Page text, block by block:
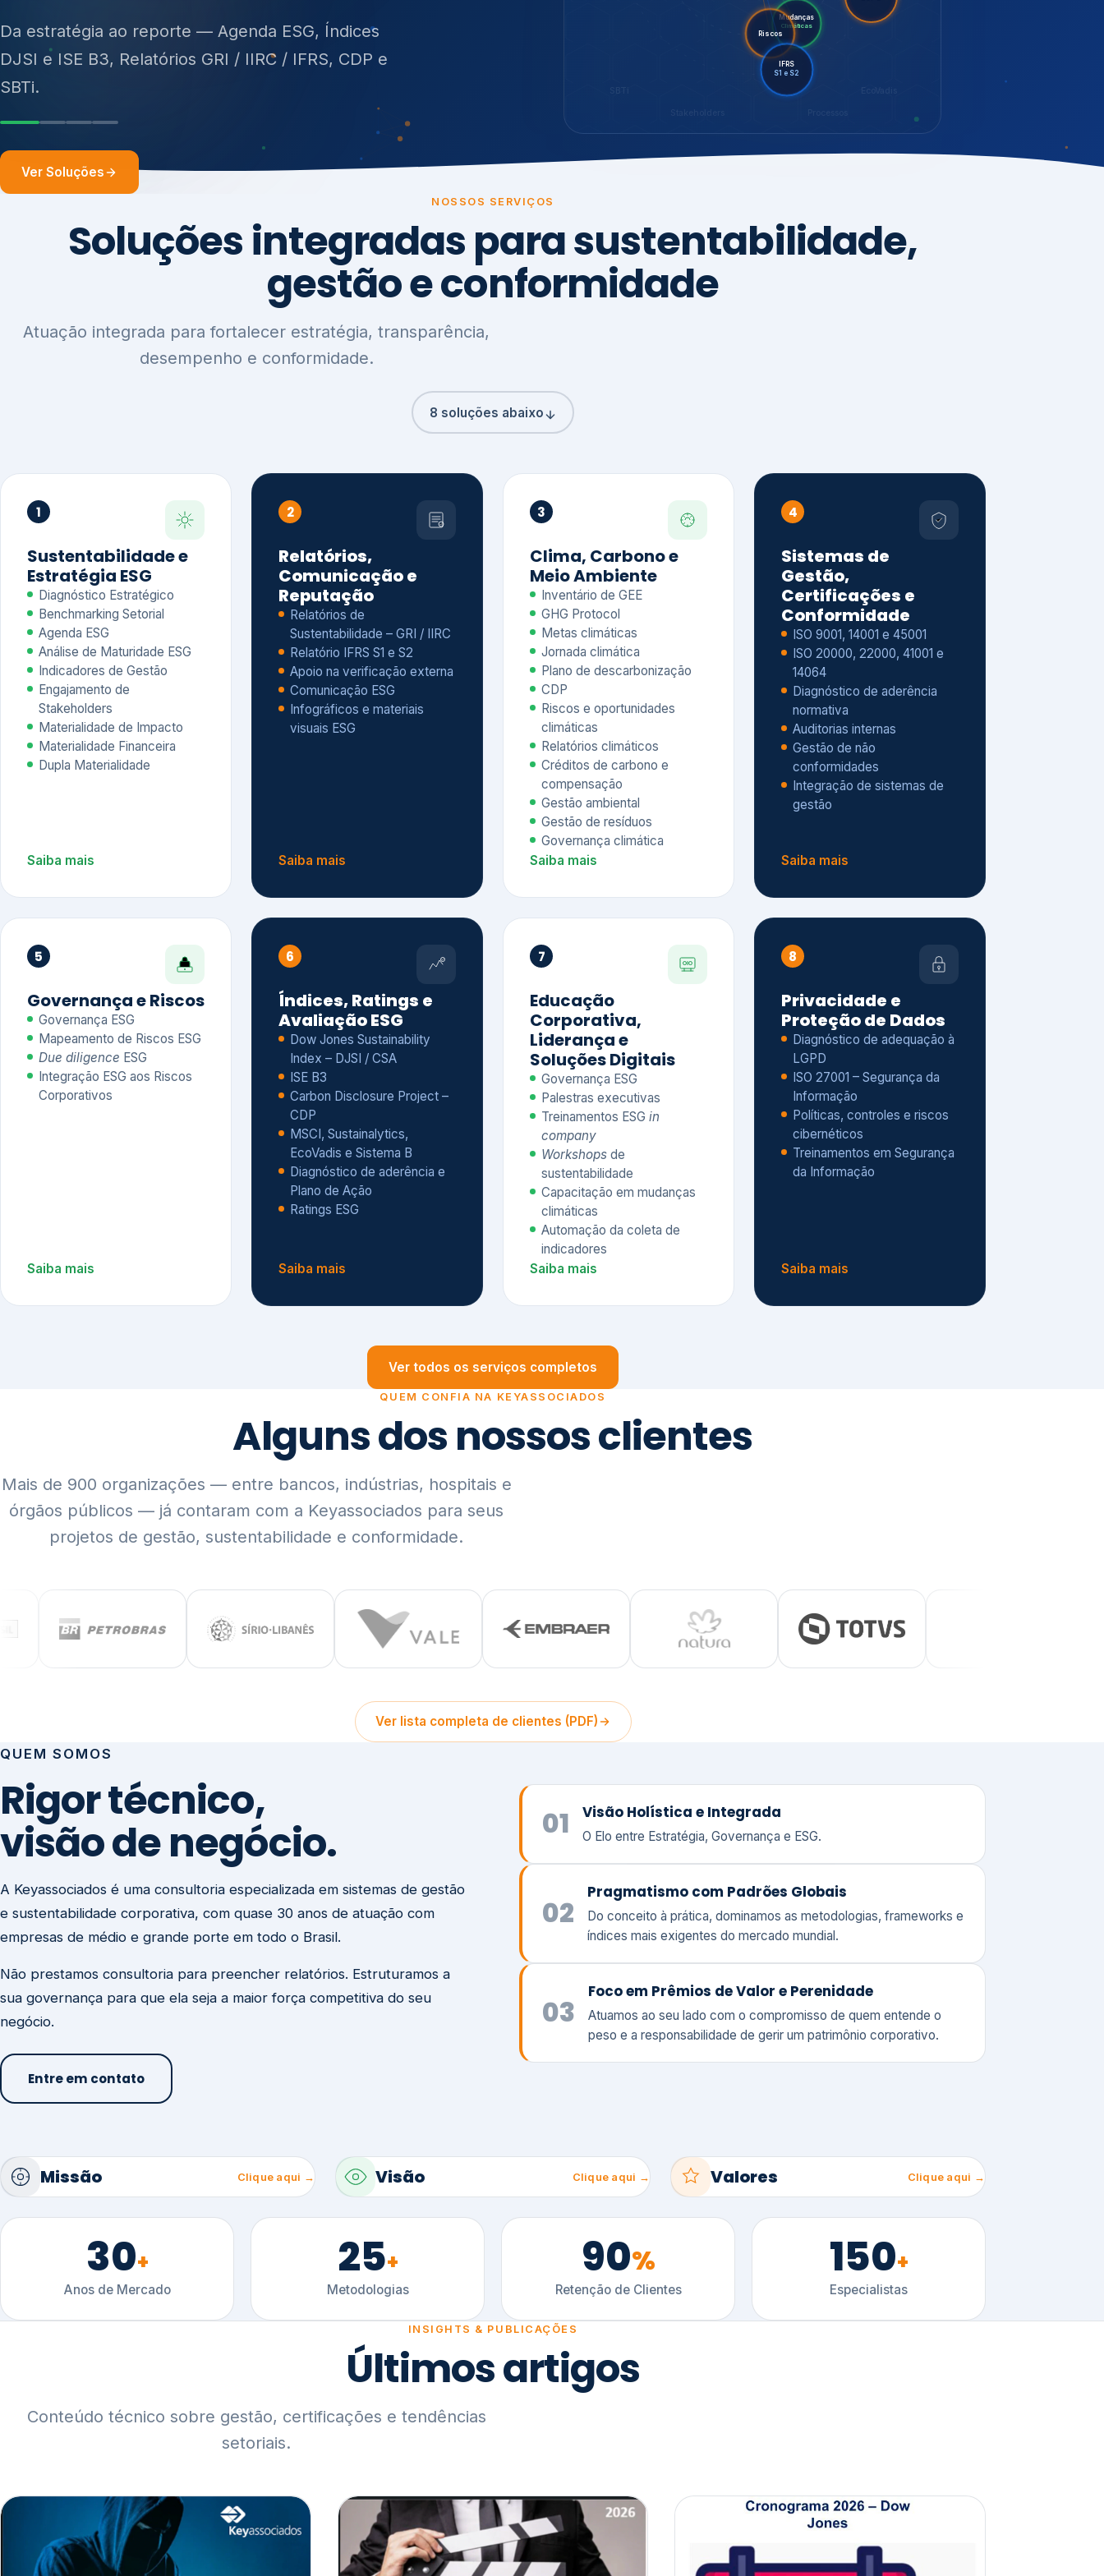
ISO 27701, ISO 42001, ISO 37001, ISO 9001, ISO
14001, ISO 45001, ONA e PNQ — Gestão de resíduos
sólidos (PGRS/PMGRS).
Ver Soluções
EcoVadis
Mudanças
Climáticas
Riscos
LGPD
IFRS
S1 e S2
NOSSOS SERVIÇOS
Soluções integradas para sustentabilidade,
gestão e conformidade
Atuação integrada para fortalecer estratégia, transparência,
desempenho e conformidade.
8 soluções abaixo
1
Sustentabilidade e
Estratégia ESG
Diagnóstico Estratégico
Benchmarking Setorial
Agenda ESG
Análise de Maturidade ESG
Indicadores de Gestão
Engajamento de
Stakeholders
Materialidade de Impacto
Materialidade Financeira
Dupla Materialidade
Saiba mais
2
Relatórios,
Comunicação e
Reputação
Relatórios de
Sustentabilidade – GRI / IIRC
Relatório IFRS S1 e S2
Apoio na verificação externa
Comunicação ESG
Infográficos e materiais
visuais ESG
Saiba mais
3
Clima, Carbono e
Meio Ambiente
Inventário de GEE
GHG Protocol
Metas climáticas
Jornada climática
Plano de descarbonização
CDP
Riscos e oportunidades
climáticas
Relatórios climáticos
Créditos de carbono e
compensação
Gestão ambiental
Gestão de resíduos
Governança climática
Saiba mais
4
Sistemas de
Gestão,
Certificações e
Conformidade
ISO 9001, 14001 e 45001
ISO 20000, 22000, 41001 e
14064
Diagnóstico de aderência
normativa
Auditorias internas
Gestão de não
conformidades
Integração de sistemas de
gestão
Saiba mais
5
Governança e Riscos
Governança ESG
Mapeamento de Riscos ESG
Due diligence ESG
Integração ESG aos Riscos
Corporativos
Saiba mais
6
Índices, Ratings e
Avaliação ESG
Dow Jones Sustainability
Index – DJSI / CSA
ISE B3
Carbon Disclosure Project –
CDP
MSCI, Sustainalytics,
EcoVadis e Sistema B
Diagnóstico de aderência e
Plano de Ação
Ratings ESG
Saiba mais
7
Educação
Corporativa,
Liderança e
Soluções Digitais
Governança ESG
Palestras executivas
Treinamentos ESG in
company
Workshops de
sustentabilidade
Capacitação em mudanças
climáticas
Automação da coleta de
indicadores
Saiba mais
8
Privacidade e
Proteção de Dados
Diagnóstico de adequação à
LGPD
ISO 27001 – Segurança da
Informação
Políticas, controles e riscos
cibernéticos
Treinamentos em Segurança
da Informação
Saiba mais
Ver todos os serviços completos
QUEM CONFIA NA KEYASSOCIADOS
Alguns dos nossos clientes
Mais de 900 organizações — entre bancos, indústrias, hospitais e
órgãos públicos — já contaram com a Keyassociados para seus
projetos de gestão, sustentabilidade e conformidade.
Ver lista completa de clientes (PDF)
QUEM SOMOS
Rigor técnico,
visão de negócio.
A Keyassociados é uma consultoria especializada em sistemas de gestão
e sustentabilidade corporativa, com quase 30 anos de atuação com
empresas de médio e grande porte em todo o Brasil.
Não prestamos consultoria para preencher relatórios. Estruturamos a
sua governança para que ela seja a maior força competitiva do seu
negócio.
Entre em contato
01 Visão Holística e Integrada
O Elo entre Estratégia, Governança e ESG.
02
Pragmatismo com Padrões Globais
Do conceito à prática, dominamos as metodologias, frameworks e
índices mais exigentes do mercado mundial.
03
Foco em Prêmios de Valor e Perenidade
Atuamos ao seu lado com o compromisso de quem entende o
peso e a responsabilidade de gerir um patrimônio corporativo.
Missão Clique aqui → Visão Clique aqui → Valores Clique aqui →
30+
Anos de Mercado
25+
Metodologias
90%
Retenção de Clientes
150+
Especialistas
INSIGHTS & PUBLICAÇÕES
Últimos artigos
Conteúdo técnico sobre gestão, certificações e tendências
setoriais.